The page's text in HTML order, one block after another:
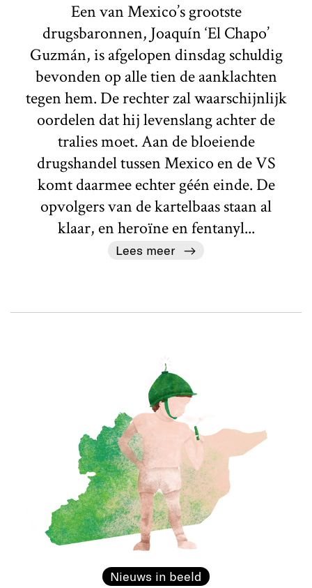
Een van Mexico’s grootste
drugsbaronnen, Joaquín ‘El Chapo’
Guzmán, is afgelopen dinsdag schuldig
bevonden op alle tien de aanklachten
tegen hem. De rechter zal waarschijnlijk
oordelen dat hij levenslang achter de
tralies moet. Aan de bloeiende
drugshandel tussen Mexico en de VS
komt daarmee echter géén einde. De
opvolgers van de kartelbaas staan al
klaar, en heroïne en fentanyl...
Lees meer
Nieuws in beeld